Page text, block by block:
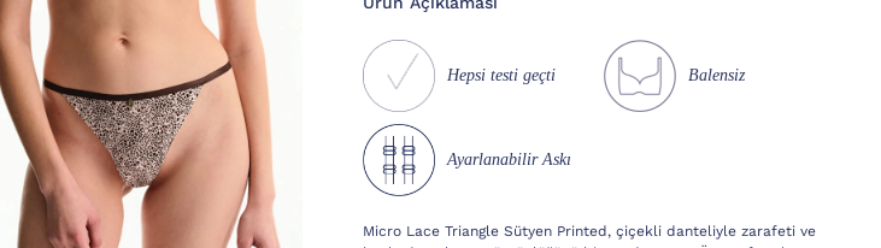
Hepsi testi geçti Balensiz
Ayarlanabilir Askı
Micro Lace Triangle Sütyen Printed, çiçekli danteliyle zarafeti ve